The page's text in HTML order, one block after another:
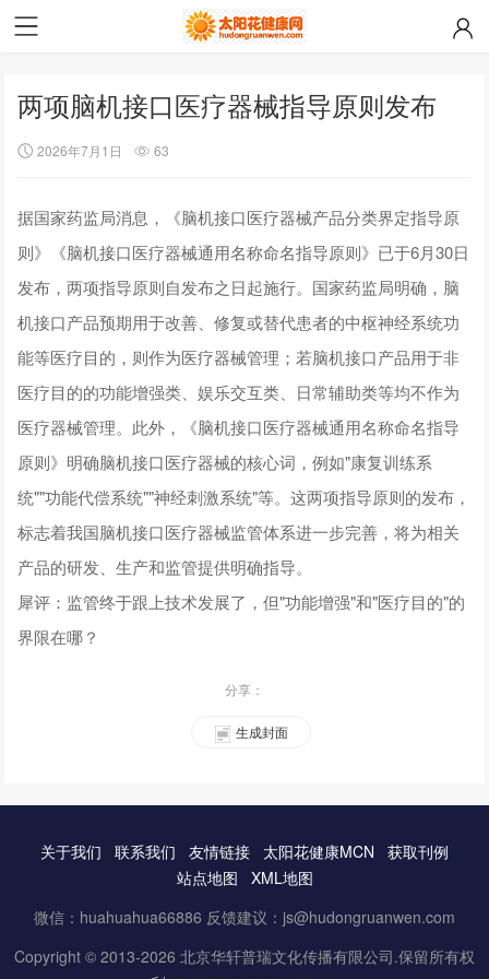
两项脑机接口医疗器械指导原则发布
2026年7月1日 63
据国家药监局消息，《脑机接口医疗器械产品分类界定指导原
则》《脑机接口医疗器械通用名称命名指导原则》已于6月30日
发布，两项指导原则自发布之日起施行。国家药监局明确，脑
机接口产品预期用于改善、修复或替代患者的中枢神经系统功
能等医疗目的，则作为医疗器械管理；若脑机接口产品用于非
医疗目的的功能增强类、娱乐交互类、日常辅助类等均不作为
医疗器械管理。此外，《脑机接口医疗器械通用名称命名指导
原则》明确脑机接口医疗器械的核心词，例如"康复训练系
统""功能代偿系统""神经刺激系统"等。这两项指导原则的发布，
标志着我国脑机接口医疗器械监管体系进一步完善，将为相关
产品的研发、生产和监管提供明确指导。
犀评：监管终于跟上技术发展了，但"功能增强"和"医疗目的"的
界限在哪？
分享：
生成封面
关于我们 联系我们 友情链接 太阳花健康MCN
获取刊例
站点地图
XML地图
微信：huahuahua66886 反馈建议：js@hudongruanwen.com
Copyright © 2013-2026 北京华轩普瑞文化传播有限公司.保留所有权